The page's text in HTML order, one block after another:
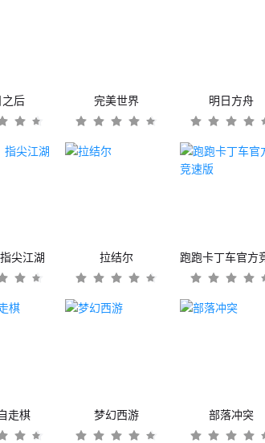
后 完美世界 明日方舟
尖江湖 拉结尔
走棋 梦幻西游 部落冲突